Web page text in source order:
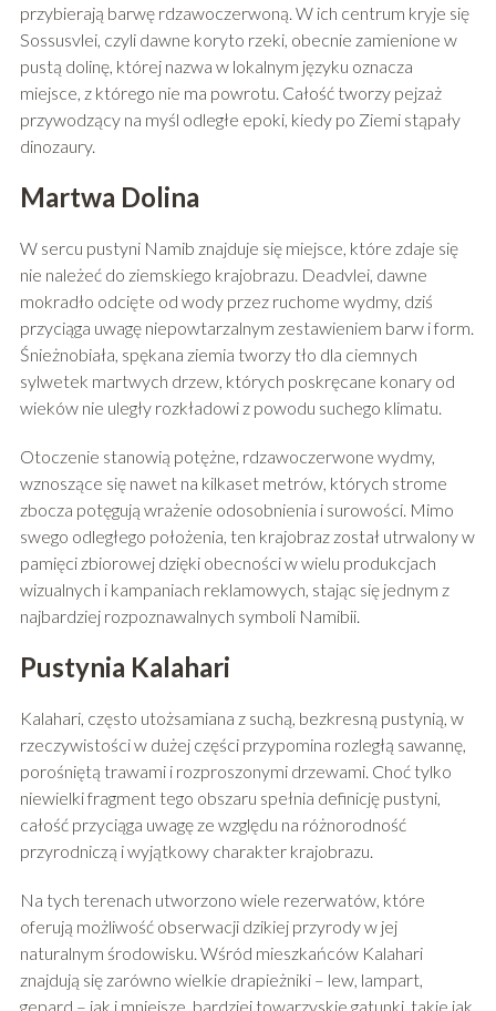
przybierają barwę rdzawoczerwoną. W ich centrum kryje się
Sossusvlei, czyli dawne koryto rzeki, obecnie zamienione w
pustą dolinę, której nazwa w lokalnym języku oznacza
miejsce, z którego nie ma powrotu. Całość tworzy pejzaż
przywodzący na myśl odległe epoki, kiedy po Ziemi stąpały
dinozaury.
Martwa Dolina
W sercu pustyni Namib znajduje się miejsce, które zdaje się
nie należeć do ziemskiego krajobrazu. Deadvlei, dawne
mokradło odcięte od wody przez ruchome wydmy, dziś
przyciąga uwagę niepowtarzalnym zestawieniem barw i form.
Śnieżnobiała, spękana ziemia tworzy tło dla ciemnych
sylwetek martwych drzew, których poskręcane konary od
wieków nie uległy rozkładowi z powodu suchego klimatu.
Otoczenie stanowią potężne, rdzawoczerwone wydmy,
wznoszące się nawet na kilkaset metrów, których strome
zbocza potęgują wrażenie odosobnienia i surowości. Mimo
swego odległego położenia, ten krajobraz został utrwalony w
pamięci zbiorowej dzięki obecności w wielu produkcjach
wizualnych i kampaniach reklamowych, stając się jednym z
najbardziej rozpoznawalnych symboli Namibii.
Pustynia Kalahari
Kalahari, często utożsamiana z suchą, bezkresną pustynią, w
rzeczywistości w dużej części przypomina rozległą sawannę,
porośniętą trawami i rozproszonymi drzewami. Choć tylko
niewielki fragment tego obszaru spełnia definicję pustyni,
całość przyciąga uwagę ze względu na różnorodność
przyrodniczą i wyjątkowy charakter krajobrazu.
Na tych terenach utworzono wiele rezerwatów, które
oferują możliwość obserwacji dzikiej przyrody w jej
naturalnym środowisku. Wśród mieszkańców Kalahari
znajdują się zarówno wielkie drapieżniki – lew, lampart,
gepard – jak i mniejsze, bardziej towarzyskie gatunki, takie jak